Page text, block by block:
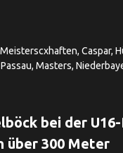
, Caspar,
Passau, Masters,
bei der
über 300 Meter